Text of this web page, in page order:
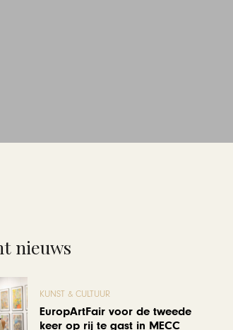
nieuws
KUNST & CULTUUR
EuropArtFair voor de tweede
keer op rij te gast in MECC